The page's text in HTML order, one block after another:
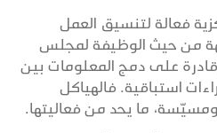
فعالة لتنسيق العمل
من حيث الوظيفة لمجلس
على دمج المعلومات بين
استباقية. فالهياكل
ومسيّسة، ما يحد من فعاليتها.